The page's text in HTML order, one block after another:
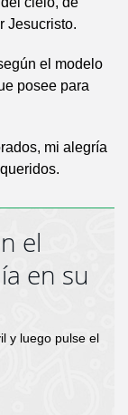
Jesucristo.
el modelo
posee para
mi alegría
el
en su
y luego pulse el